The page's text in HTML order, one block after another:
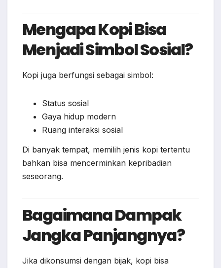
Mengapa Kopi Bisa
Menjadi Simbol Sosial?
Kopi juga berfungsi sebagai simbol:
Status sosial
Gaya hidup modern
Ruang interaksi sosial
Di banyak tempat, memilih jenis kopi tertentu
bahkan bisa mencerminkan kepribadian
seseorang.
Bagaimana Dampak
Jangka Panjangnya?
Jika dikonsumsi dengan bijak, kopi bisa